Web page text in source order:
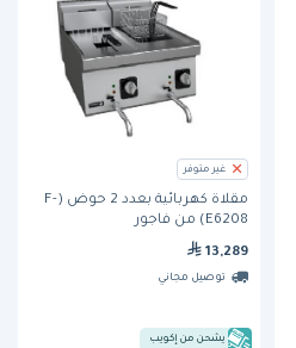
غير متوفر
مقلاة كهربائية بعدد 2 حوض (F-
E6208) من فاجور
13,289
توصيل مجاني
يشحن من إكويب